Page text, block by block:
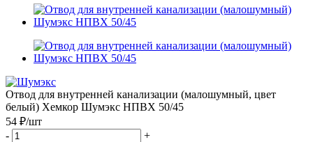
Отвод для внутренней канализации (малошумный, цвет
белый) Хемкор Шумэкс НПВХ 50/45
54 ₽/шт
-
+